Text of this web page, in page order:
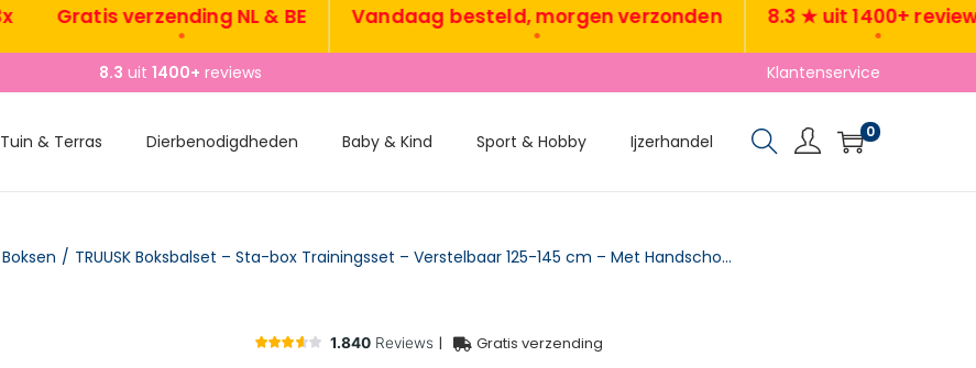
Gratis verzending NL & BE Vandaag besteld, morgen verzonden 8.3 ★ uit 1400+ reviews
8.3 uit 1400+ reviews Klantenservice
Tuin & Terras Dierbenodigdheden Baby & Kind Sport & Hobby Ijzerhandel 0
Boksen / TRUUSK Boksbalset – Sta-box Trainingsset – Verstelbaar 125-145 cm – Met Handschoenen en Pomp – Voor Professionals en Beginners –
| Gratis verzending